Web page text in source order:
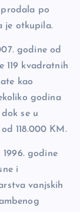
prodala po
je otkupila.
godine od
119 kvadratnih
kao
godina
se u
118.000 KM.
godine
i
vanjskih